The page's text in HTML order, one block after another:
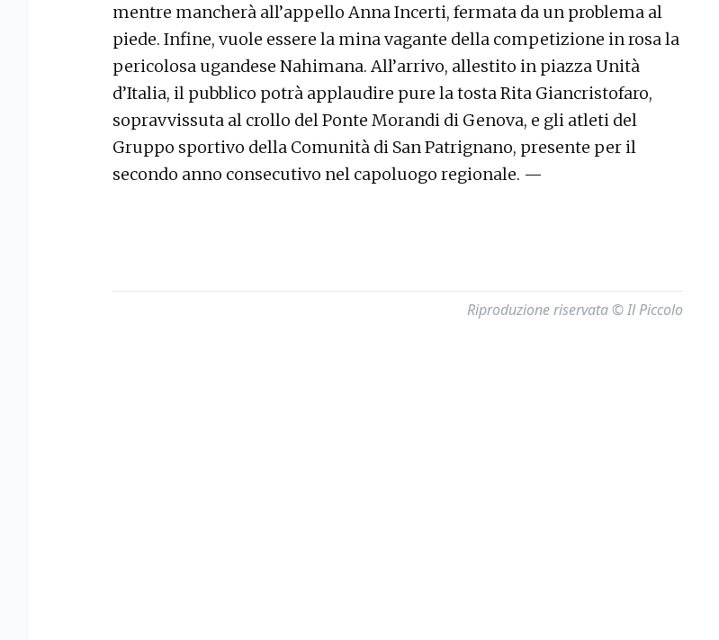
mentre mancherà all’appello Anna Incerti, fermata da un problema al
piede. Infine, vuole essere la mina vagante della competizione in rosa la
pericolosa ugandese Nahimana. All’arrivo, allestito in piazza Unità
d’Italia, il pubblico potrà applaudire pure la tosta Rita Giancristofaro,
sopravvissuta al crollo del Ponte Morandi di Genova, e gli atleti del
Gruppo sportivo della Comunità di San Patrignano, presente per il
secondo anno consecutivo nel capoluogo regionale. —
Riproduzione riservata © Il Piccolo